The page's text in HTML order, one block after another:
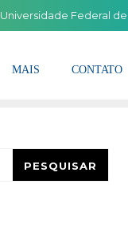
Universidade Federal
MAIS CONTATO
PESQUISAR